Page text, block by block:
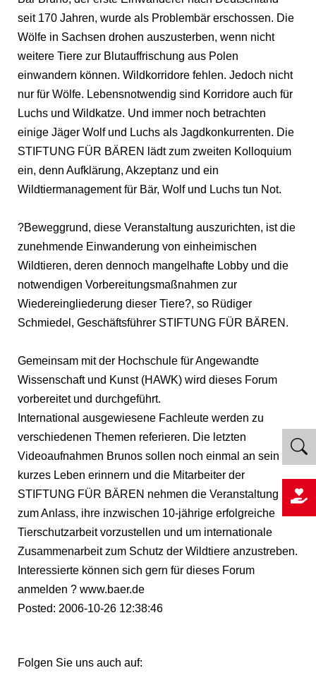
seit 170 Jahren, wurde als Problembär erschossen. Die
Wölfe in Sachsen drohen auszusterben, wenn nicht
weitere Tiere zur Blutauffrischung aus Polen
einwandern können. Wildkorridore fehlen. Jedoch nicht
nur für Wölfe. Lebensnotwendig sind Korridore auch für
Luchs und Wildkatze. Und immer noch betrachten
einige Jäger Wolf und Luchs als Jagdkonkurrenten. Die
STIFTUNG FÜR BÄREN lädt zum zweiten Kolloquium
ein, denn Aufklärung, Akzeptanz und ein
Wildtiermanagement für Bär, Wolf und Luchs tun Not.
?Beweggrund, diese Veranstaltung auszurichten, ist die
zunehmende Einwanderung von einheimischen
Wildtieren, deren dennoch mangelhafte Lobby und die
notwendigen Vorbereitungsmaßnahmen zur
Wiedereingliederung dieser Tiere?, so Rüdiger
Schmiedel, Geschäftsführer STIFTUNG FÜR BÄREN.
Gemeinsam mit der Hochschule für Angewandte
Wissenschaft und Kunst (HAWK) wird dieses Forum
vorbereitet und durchgeführt.
International ausgewiesene Fachleute werden zu
verschiedenen Themen referieren. Die letzten
Videoaufnahmen Brunos sollen noch einmal an sein
kurzes Leben erinnern und die Mitarbeiter der
STIFTUNG FÜR BÄREN nehmen die Veranstaltung
zum Anlass, ihre inzwischen 10-jährige erfolgreiche
Tierschutzarbeit vorzustellen und um internationale
Zusammenarbeit zum Schutz der Wildtiere anzustreben.
Interessierte können sich gern für dieses Forum
anmelden ? www.baer.de
Posted: 2006-10-26 12:38:46
Folgen Sie uns auch auf: